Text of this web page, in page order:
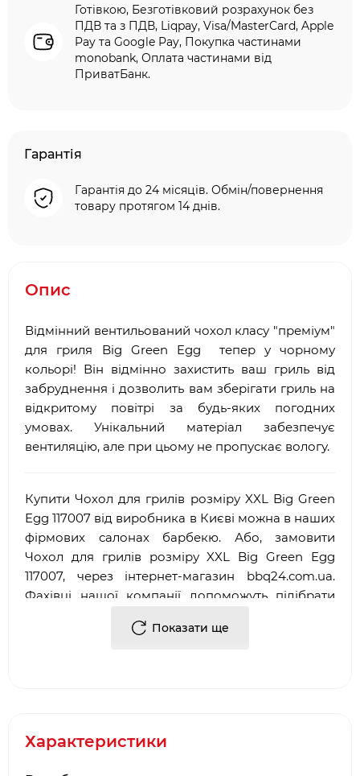
Готівкою, Безготівковий розрахунок без
ПДВ та з ПДВ, Liqpay, Visa/MasterCard, Apple
Pay та Google Pay, Покупка частинами
monobank, Оплата частинами від
ПриватБанк.
Гарантія
Гарантія до 24 місяців. Обмін/повернення
товару протягом 14 днів.
Опис
Відмінний вентильований чохол класу "преміум"
для гриля Big Green Egg тепер у чорному
кольорі! Він відмінно захистить ваш гриль від
забруднення і дозволить вам зберігати гриль на
відкритому повітрі за будь-яких погодних
умовах. Унікальний матеріал забезпечує
вентиляцію, але при цьому не пропускає вологу.
Купити Чохол для грилів розміру XXL Big Green
Egg 117007 від виробника в Києві можна в наших
фірмових салонах барбекю. Або, замовити
Чохол для грилів розміру XXL Big Green Egg
117007, через інтернет-магазин bbq24.com.ua.
Фахівці нашої компанії допоможуть підібрати
Egg
Показати ще
Характеристики